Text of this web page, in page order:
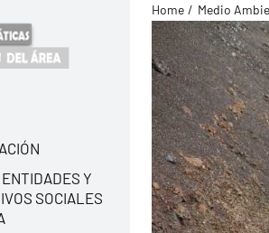
Y
SOCIALES
Home Medio